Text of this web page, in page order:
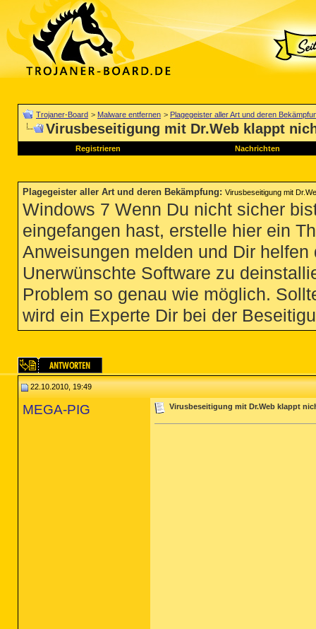
Trojaner-Board > Malware entfernen > Plagegeister aller Art und deren
Virusbeseitigung mit Dr.Web klappt
Registrieren Nachrichten
Plagegeister aller Art und deren Bekämpfung: Virusbeseitigung mit
Windows 7 Wenn Du nicht sicher
eingefangen hast, erstelle hier ein
Anweisungen melden und Dir
Unerwünschte Software zu
Problem so genau wie möglich.
wird ein Experte Dir bei der
22.10.2010, 19:49
MEGA-PIG Virusbeseitigung mit Dr.Web klappt